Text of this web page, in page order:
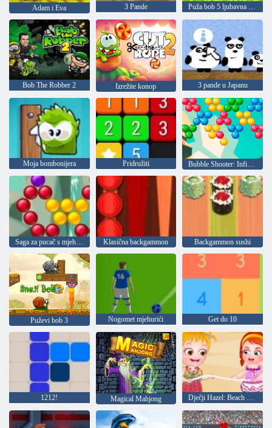
Adam i Eva 3 Pande Puža bob 5 ljubavna priča
Bob The Robber 2 Izrežite konop 3 pande u Japanu
Moja bombonijera Pridružiti Bubble Shooter: Infinity
Saga za pucač s mjehurićima Klasična backgammon Backgammon sushi
Puževi bob 3 Nogomet mjehurići Get do 10
1212! Magical Mahjong Dječji Hazel: Beach party